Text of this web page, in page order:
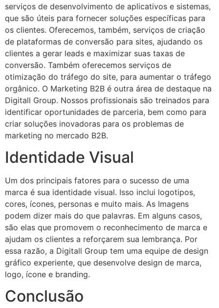
serviços de desenvolvimento de aplicativos e sistemas,
que são úteis para fornecer soluções específicas para
os clientes. Oferecemos, também, serviços de criação
de plataformas de conversão para sites, ajudando os
clientes a gerar leads e maximizar suas taxas de
conversão. Também oferecemos serviços de
otimização do tráfego do site, para aumentar o tráfego
orgânico. O Marketing B2B é outra área de destaque na
Digitall Group. Nossos profissionais são treinados para
identificar oportunidades de parceria, bem como para
criar soluções inovadoras para os problemas de
marketing no mercado B2B.
Identidade Visual
Um dos principais fatores para o sucesso de uma
marca é sua identidade visual. Isso inclui logotipos,
cores, ícones, personas e muito mais. As Imagens
podem dizer mais do que palavras. Em alguns casos,
são elas que promovem o reconhecimento de marca e
ajudam os clientes a reforçarem sua lembrança. Por
essa razão, a Digitall Group tem uma equipe de design
gráfico experiente, que desenvolve design de marca,
logo, ícone e branding.
Conclusão